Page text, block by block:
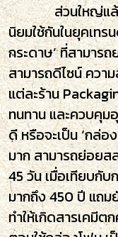
ส่วนใหญ่แล้ว
นิยมใช้กันในยุคเทร
กระดาษ’ ที่สามาร
สามารถดีไซน์ ควา
แต่ละร้าน
ทนทาน และควบคุม
ดี หรือจะเป็น ‘กล่
มาก สามารถย่อยส
45 วัน เมื่อเทียบกั
มากถึง 450 ปี แถม
ทำให้เกิดสารเคมีต